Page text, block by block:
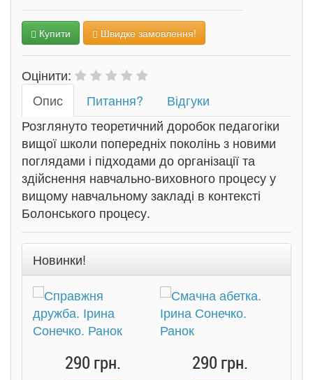
Купити Швидке замовлення!
Оцінити:
Oпис
Питання?
Відгуки
Розглянуто теоретичний доробок педагогіки
вищої школи попередніх поколінь з новими
поглядами і підходами до організації та
здійснення навчально-виховного процесу у
вищому навчальному закладі в контексті
Болонського процесу.
Новинки!
290 грн. 290 грн.